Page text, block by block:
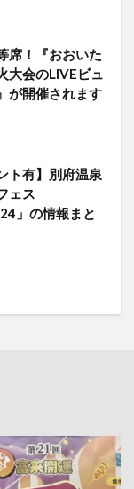
席！『おおいた
大会のLIVEビュ
が開催されます
ト有】別府温泉
ェス
」の情報まと